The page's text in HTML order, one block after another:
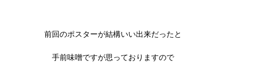
前回のポスターが結構いい出来だったと
手前味噌ですが思っておりますので